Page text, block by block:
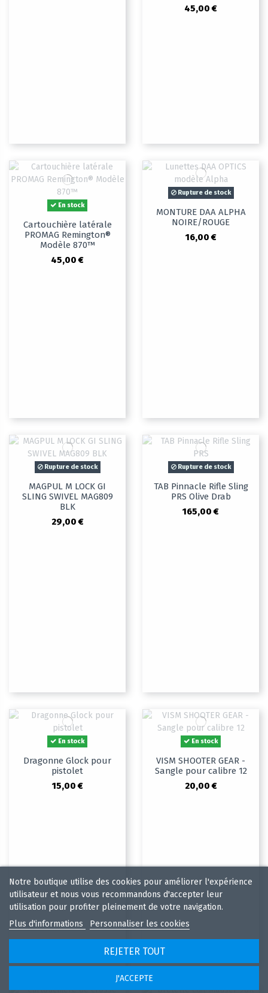
45,00 €
En stock
Cartouchière latérale
PROMAG Remington®
Modèle 870™
45,00 €
Rupture de stock
MONTURE DAA ALPHA
NOIRE/ROUGE
16,00 €
Rupture de stock
MAGPUL M LOCK GI
SLING SWIVEL MAG809
BLK
29,00 €
Rupture de stock
TAB Pinnacle Rifle Sling
PRS Olive Drab
165,00 €
En stock
Dragonne Glock pour
pistolet
15,00 €
En stock
VISM SHOOTER GEAR -
Sangle pour calibre 12
20,00 €
Notre boutique utilise des cookies pour améliorer l'expérience
utilisateur et nous vous recommandons d'accepter leur
utilisation pour profiter pleinement de votre navigation.
Plus d'informations
Personnaliser les cookies
REJETER TOUT
J'ACCEPTE